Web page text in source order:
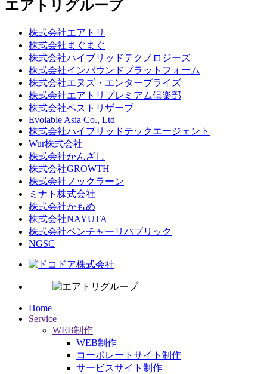
エアトリグループ
株式会社エアトリ
株式会社まぐまぐ
株式会社ハイブリッドテクノロジーズ
株式会社インバウンドプラットフォーム
株式会社エヌズ・エンタープライズ
株式会社エアトリプレミアム倶楽部
株式会社ベストリザーブ
Evolable Asia Co., Ltd
株式会社ハイブリッドテックエージェント
Wur株式会社
株式会社かんざし
株式会社GROWTH
株式会社ノックラーン
ミナト株式会社
株式会社かもめ
株式会社NAYUTA
株式会社ベンチャーリパブリック
NGSC
Home
Service
WEB制作
WEB制作
コーポレートサイト制作
サービスサイト制作